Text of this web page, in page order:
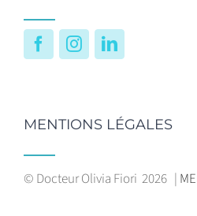
FacebookInstagramLinkedIn
MENTIONS LÉGALES
© Docteur Olivia Fiori 2026 |